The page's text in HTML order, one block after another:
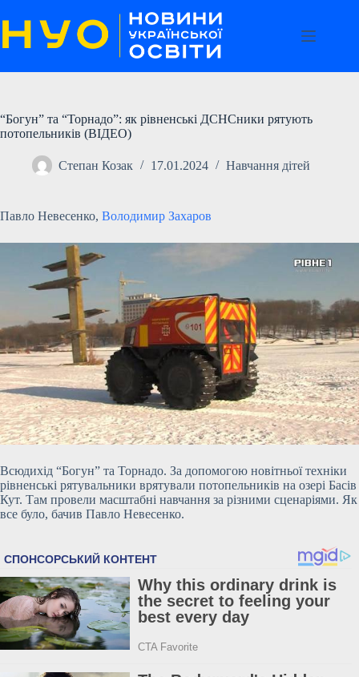
до
вмісту
“Богун” та “Торнадо”: як рівненські ДСНСники рятують
потопельників (ВІДЕО)
Степан Козак 17.01.2024 Навчання дітей
Павло Невесенко, Володимир Захаров
Всюдихід “Богун” та Торнадо. За допомогою новітньої техніки
рівненські рятувальники врятували потопельників на озері Басів
Кут. Там провели масштабні навчання за різними сценаріями. Як
все було, бачив Павло Невесенко.